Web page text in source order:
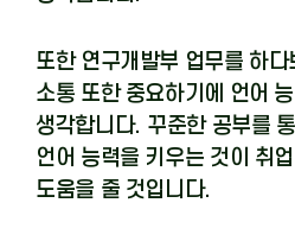
또한 연구개발부 업무를 하다
소통 또한 중요하기에 언어
생각합니다. 꾸준한 공부를
언어 능력을 키우는 것이 취
도움을 줄 것입니다.